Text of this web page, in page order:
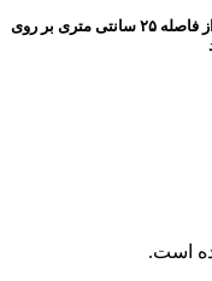
برای استفاده ابتدا قوطی را به خوبی تکان دهید و از فاصله ۲۵ سانتی متری بر روی
است.